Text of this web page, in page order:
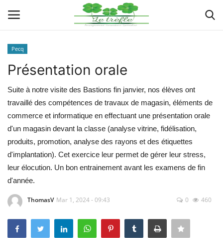
Actualités
Implantations
Organigramme
Galeries
Pecq
Présentation orale
Suite à notre visite des Bastions fin janvier, nos élèves ont
travaillé des compétences de travaux de magasin, éléments de
commerce et informatique en effectuant une présentation orale
d'un magasin devant la classe (analyse vitrine, fidélisation,
produits, promotion, analyse des rayons et des étiquettes
d'implantation). Cet exercice leur permet de gérer leur stress,
leur élocution. Un bon entrainement avant les examens de fin
d'année.
ThomasV Mar 1, 2024 - 09:43 0 460